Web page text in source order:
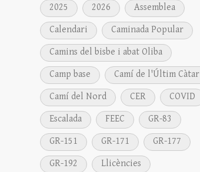
2025
2026
Assemblea
Calendari
Caminada Popular
Camins del bisbe i abat Oliba
Camp base
Camí de l'Últim Càtar
Camí del Nord
CER
COVID
Escalada
FEEC
GR-83
GR-151
GR-171
GR-177
GR-192
Llicències